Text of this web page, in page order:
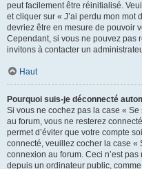
peut facilement être réinitialisé.
et cliquer sur « J’ai perdu mon mot
devriez être en mesure de pouvoir
Cependant, si vous ne pouvez pas
invitons à contacter un
Haut
Pourquoi suis-je déconnecté
Si vous ne cochez pas la case «
au forum, vous ne resterez
permet d’éviter que votre compte
connecté, veuillez cocher la case «
connexion au forum. Ceci n’est
depuis un ordinateur public,